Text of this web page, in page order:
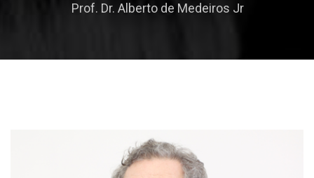
Prof. Dr. Alberto de Medeiros Jr